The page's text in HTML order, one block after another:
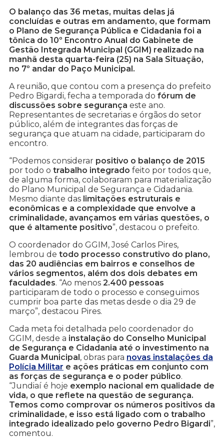
O balanço das 36 metas, muitas delas já
concluídas e outras em andamento, que formam
o Plano de Segurança Pública e Cidadania foi a
tônica do 10º Encontro Anual do Gabinete de
Gestão Integrada Municipal (GGIM) realizado na
manhã desta quarta-feira (25) na Sala Situação,
no 7º andar do Paço Municipal.
A reunião, que contou com a presença do prefeito
Pedro Bigardi, fecha a temporada do fórum de
discussões sobre segurança este ano.
Representantes de secretarias e órgãos do setor
público, além de integrantes das forças de
segurança que atuam na cidade, participaram do
encontro.
“Podemos considerar positivo o balanço de 2015
por todo o trabalho integrado feito por todos que,
de alguma forma, colaboraram para materialização
do Plano Municipal de Segurança e Cidadania.
Mesmo diante das limitações estruturais e
econômicas e a complexidade que envolve a
criminalidade, avançamos em várias questões, o
que é altamente positivo”, destacou o prefeito.
O coordenador do GGIM, José Carlos Pires,
lembrou de todo processo construtivo do plano,
das 20 audiências em bairros e conselhos de
vários segmentos, além dos dois debates em
faculdades. “Ao menos 2.400 pessoas
participaram de todo o processo e conseguimos
cumprir boa parte das metas desde o dia 29 de
março”, destacou Pires.
Cada meta foi detalhada pelo coordenador do
GGIM, desde a instalação do Conselho Municipal
de Segurança e Cidadania até o investimento na
Guarda Municipal, obras para novas instalações da
Polícia Militar e ações práticas em conjunto com
as forças de segurança e o poder público.
“Jundiaí é hoje exemplo nacional em qualidade de
vida, o que reflete na questão de segurança.
Temos como comprovar os números positivos da
criminalidade, e isso está ligado com o trabalho
integrado idealizado pelo governo Pedro Bigardi”,
comentou.